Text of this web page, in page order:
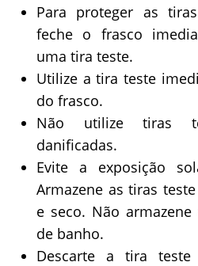
Para proteger as
feche o frasco
uma tira teste.
Utilize a tira teste
do frasco.
Não utilize tiras
danificadas.
Evite a exposição
Armazene as tiras
e seco. Não
de banho.
Descarte a tira